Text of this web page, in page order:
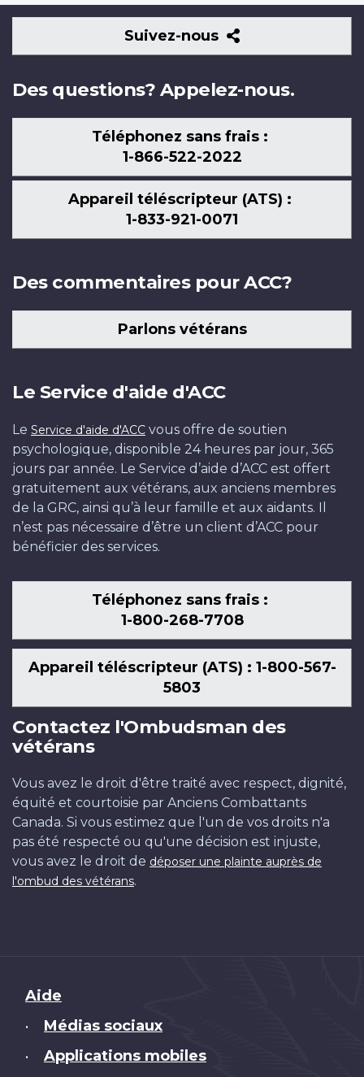
Suivez-nous
Suivez-
nous
Des questions? Appelez-nous.
Téléphonez sans frais :
1-866-522-2022
Appareil téléscripteur (ATS) :
1-833-921-0071
Des commentaires pour ACC?
Parlons vétérans
Le Service d'aide d'ACC
Le Service d'aide d'ACC vous offre de soutien
psychologique, disponible 24 heures par jour, 365
jours par année. Le Service d’aide d’ACC est offert
gratuitement aux vétérans, aux anciens membres
de la GRC, ainsi qu’à leur famille et aux aidants. Il
n’est pas nécessaire d’être un client d’ACC pour
bénéficier des services.
Téléphonez sans frais :
1-800-268-7708
Appareil téléscripteur (ATS) : 1-800-567-
5803
Contactez l'Ombudsman des
vétérans
Vous avez le droit d'être traité avec respect, dignité,
équité et courtoisie par Anciens Combattants
Canada. Si vous estimez que l'un de vos droits n'a
pas été respecté ou qu'une décision est injuste,
vous avez le droit de déposer une plainte auprès de
l'ombud des vétérans.
Brand
Aide
• Médias sociaux
•
Applications mobiles